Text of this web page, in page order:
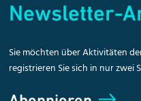
Newsletter-
Sie möchten über Aktivitäten
registrieren Sie sich in nur zwei